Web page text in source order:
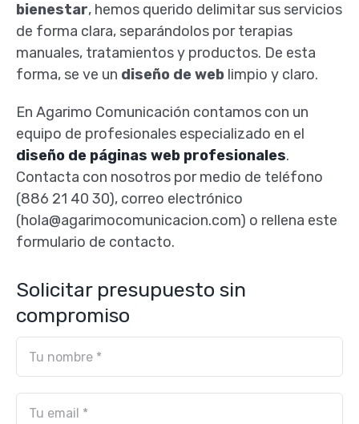
bienestar, hemos querido delimitar sus servicios
de forma clara, separándolos por terapias
manuales, tratamientos y productos. De esta
forma, se ve un diseño de weblimpio y claro.
En Agarimo Comunicación contamos con un
equipo de profesionales especializado en el
diseño de páginas web profesionales.
Contacta con nosotros por medio de teléfono
(886 21 40 30), correo electrónico
(hola@agarimocomunicacion.com) o rellena este
formulario de contacto.
Solicitar presupuesto sin
compromiso